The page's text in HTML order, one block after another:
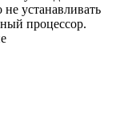
устанавливать
процессор.